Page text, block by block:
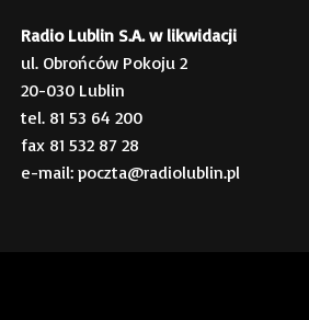
Radio Lublin S.A. w likwidacji
ul. Obrońców Pokoju 2
20-030 Lublin
tel. 81 53 64 200
fax 81 532 87 28
e-mail: poczta@radiolublin.pl